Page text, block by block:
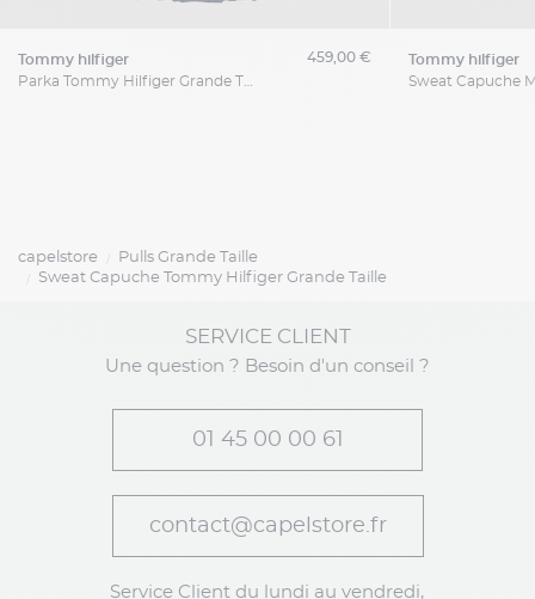
tommy hilfiger
Parka Tommy Hilfiger Grande Taille
459,00 € tommy hilfiger
capelstore
Pulls Grande Taille
Sweat Capuche Tommy Hilfiger Grande Taille
SERVICE CLIENT
Une question ? Besoin d'un conseil ?
01 45 00 00 61
contact@capelstore.fr
Service Client du lundi au vendredi,